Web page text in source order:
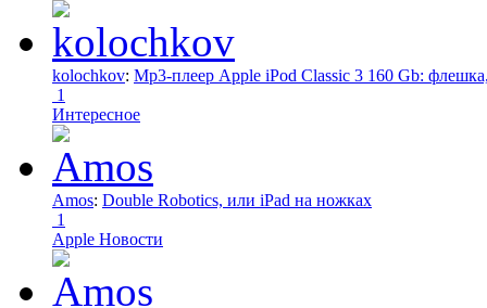
kolochkov: Mp3-плеер Apple iPod Classic 3 160 Gb:
1
Интересное
Amos: Double Robotics, или iPad на ножках
1
Apple Новости